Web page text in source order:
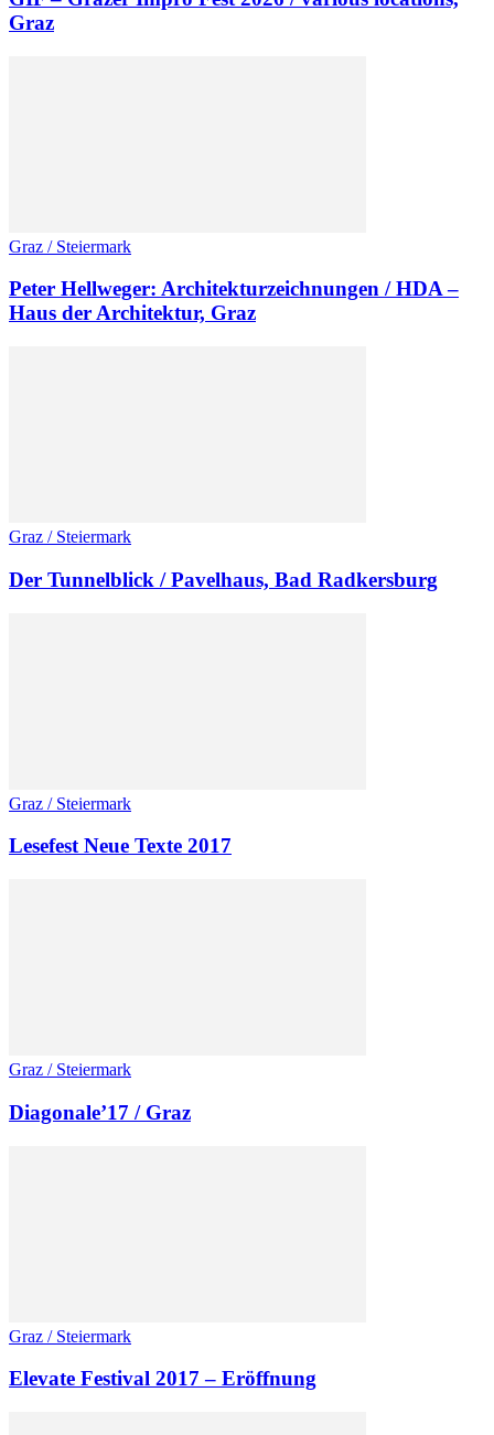
Graz
Graz / Steiermark
Peter Hellweger: Architekturzeichnungen / HDA –
Haus der Architektur, Graz
Graz / Steiermark
Der Tunnelblick / Pavelhaus, Bad Radkersburg
Graz / Steiermark
Lesefest Neue Texte 2017
Graz / Steiermark
Diagonale’17 / Graz
Graz / Steiermark
Elevate Festival 2017 – Eröffnung